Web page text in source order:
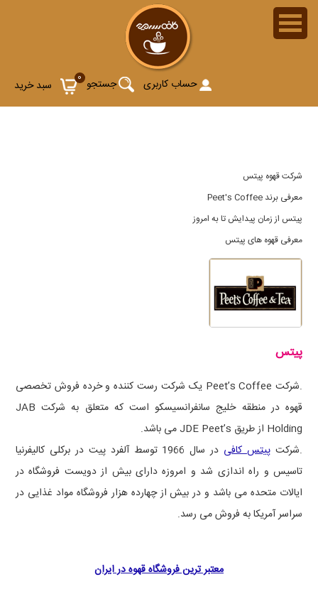
0 سبد خرید جستجو حساب کاربری
پیتس (Peet's Coffee)
شرکت قهوه پیتس
معرفی برند Peet's Coffee
پیتس از زمان پیدایش تا به امروز
معرفی قهوه های پیتس
پیتس
.شرکت Peet’s Coffee یک شرکت رست کننده و خرده فروش تخصصی
قهوه در منطقه خلیج سانفرانسیسکو است که متعلق به شرکت JAB
Holding از طریق JDE Peet’sمی باشد.
.شرکت پیتس کافی
در سال 1966 توسط آلفرد پیت در برکلی کالیفرنیا
تاسیس و راه اندازی شد و امروزه دارای بیش از دویست فروشگاه در
ایالات متحده می باشد و در بیش از چهارده هزار فروشگاه مواد غذایی در
سراسر آمریکا به فروش می رسد.
معتبر ترین فروشگاه قهوه در ایران